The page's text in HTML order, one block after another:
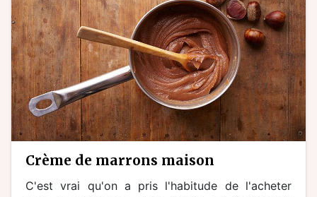
crème de marrons maison
C'est vrai qu'on a pris l'habitude de l'acheter